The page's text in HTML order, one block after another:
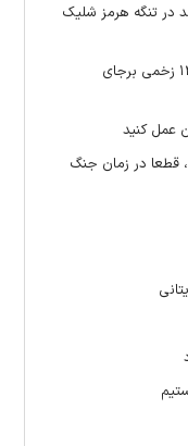
در تنگه هرمز شلیک
انفجار اتوبوس در حومه دمشق ۲ کشته و ۱۳ زخمی برجای
عمل کنید
قطعا در زمان جنگ